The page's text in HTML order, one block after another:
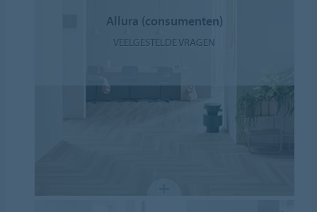
Allura (consumenten)
VEELGESTELDE VRAGEN